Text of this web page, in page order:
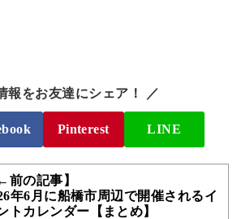
報をお友達にシェア！ ／
Pinterest LINE
前の記事】
年6月に船橋市周辺で開催されるイ
トカレンダー【まとめ】